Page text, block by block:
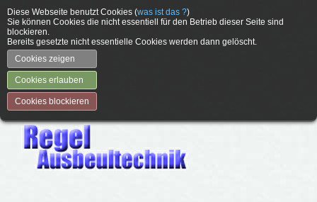
Diese Webseite benutzt Cookies (was ist das ?)
Sie können Cookies die nicht essentiell für den Betrieb dieser Seite sind
blockieren.
Bereits gesetzte nicht essentielle Cookies werden dann gelöscht.
Cookies zeigen
Cookies erlauben
Cookies blockieren